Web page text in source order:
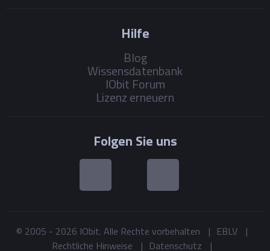
Hilfe
Blog
Wissensdatenbank
IObit Forum
Lizenz erneuern
Folgen Sie uns
© 2005 - 2026 IObit. Alle Rechte vorbehalten | EBLV
|
Rechtliche Hinweise
| Datenschutz |